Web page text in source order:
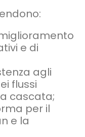
e di
agli
flussi
cascata;
per il
e la